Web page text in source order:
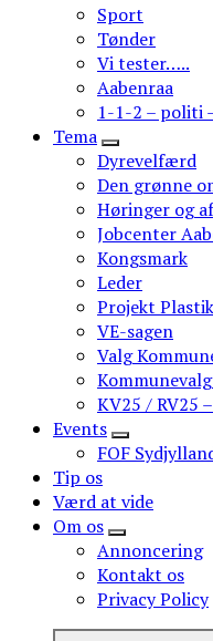
Sport
Tønder
Vi tester…..
Aabenraa
1-1-2 – politi
Tema
Dyrevelfærd
Den grønne
Høringer og
Jobcenter
Kongsmark
Leder
Projekt
VE-sagen
Valg
KV25 / RV25
Events
FOF
Tip os
Værd at vide
Om os
Annoncering
Kontakt os
Privacy Policy